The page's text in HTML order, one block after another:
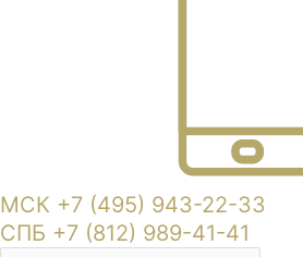
МСК +7 (495) 943-22-33
СПБ +7 (812) 989-41-41